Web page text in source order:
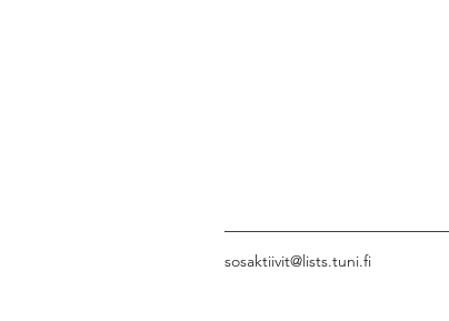
sosaktiivit@lists.tuni.fi